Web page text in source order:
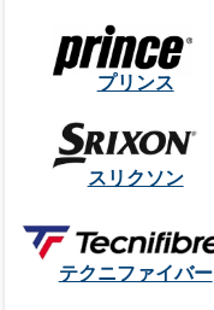
プリンス
スリクソン
テクニファイバー